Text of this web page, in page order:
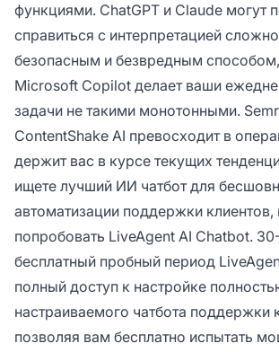
функциями. ChatGPT и Claude могут
справиться с интерпретацией
безопасным и безвредным
Microsoft Copilot делает ваши
задачи не такими монотонными.
ContentShake AI превосходит в
держит вас в курсе текущих
ищете лучший ИИ чатбот для
автоматизации поддержки
попробовать LiveAgent AI Chatbot.
бесплатный пробный период
полный доступ к настройке
настраиваемого чатбота поддержки
позволяя вам бесплатно испытать